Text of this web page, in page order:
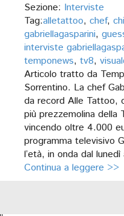
Sezione: Interviste
Tag:alletattoo, chef,
gabriellagasparini,
interviste
temponews, tv8,
Articolo tratto da
Sorrentino. La chef
da record Alle Tattoo,
più prezzemolina
vincendo oltre 4.000
programma televisivo
l’età, in onda dal
Continua a leggere >>